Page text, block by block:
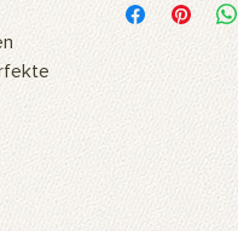
Unsere Bilder
hochwertigem
Stoff ist flexibel
daher ideal für
Fotoshootings
Wie reinigt man
Unsere Produkte
oder mit einem
Wofür wird das